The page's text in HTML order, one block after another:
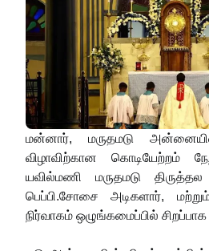
மன்னார், மருதமடு
விழாவிற்கான கொடியேற்றம்
யவில்மணி மருதமடு திருத்தல
பெப்பி.சோசை அடிகளார்,
நிர்வாகம் ஒழுங்கமைப்பில்